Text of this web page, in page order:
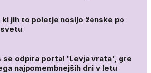
ki jih to poletje nosijo ženske po
se odpira portal 'Levja vrata', gre
najpomembnejših dni v letu